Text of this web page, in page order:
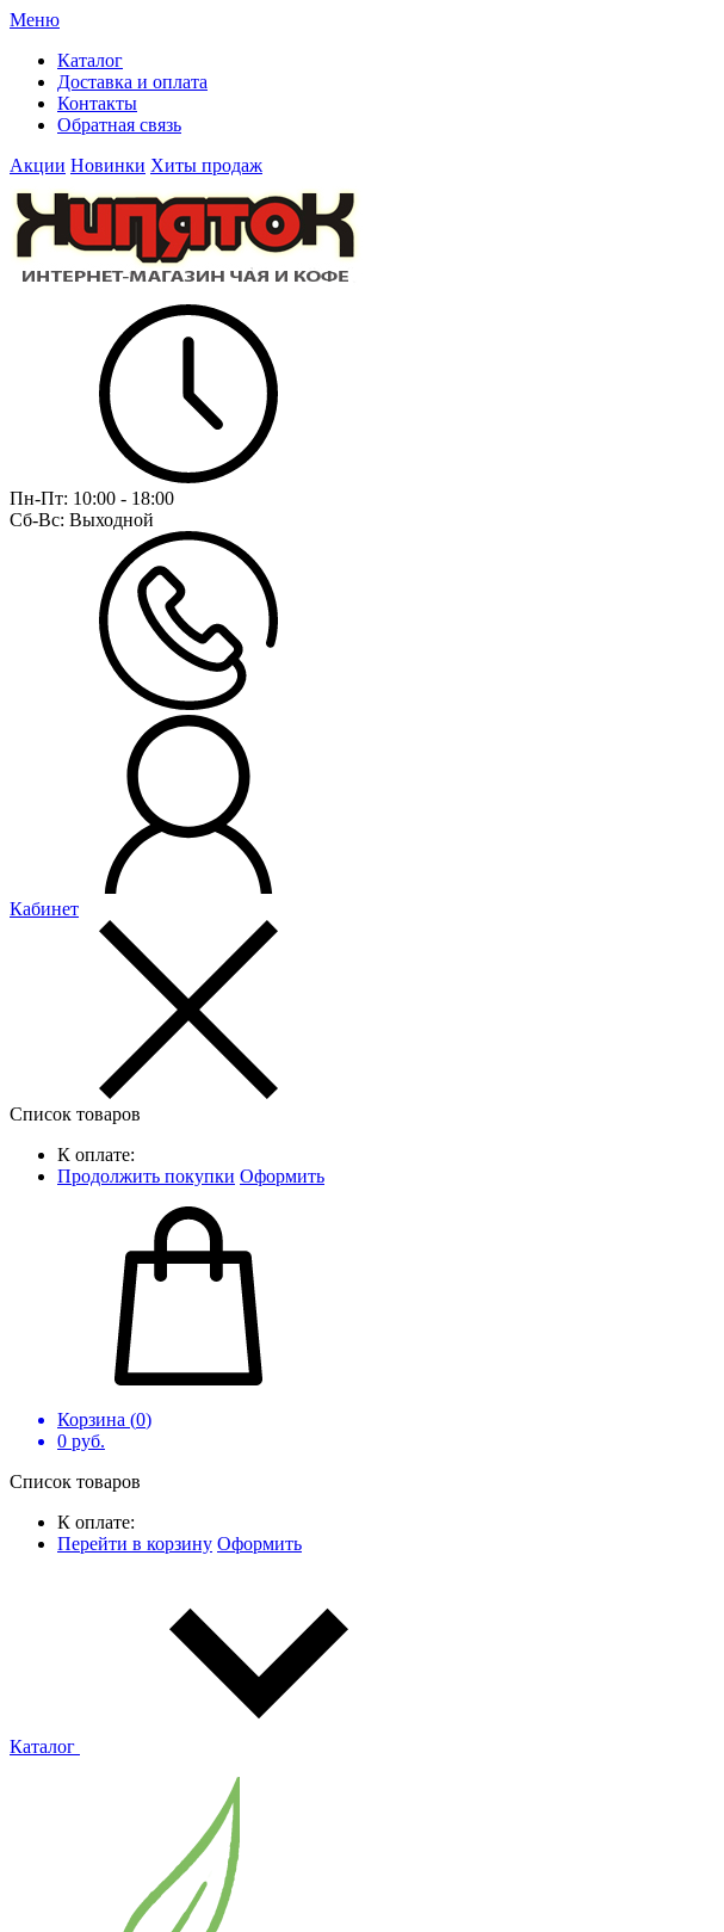
Меню
Каталог
Доставка и оплата
Контакты
Обратная связь
Акции Новинки Хиты продаж
Пн-Пт: 10:00 - 18:00
Сб-Вс: Выходной
Кабинет
Список товаров
К оплате:
Продолжить покупки Оформить
Корзина (0)
0 руб.
Список товаров
К оплате:
Перейти в корзину Оформить
Каталог